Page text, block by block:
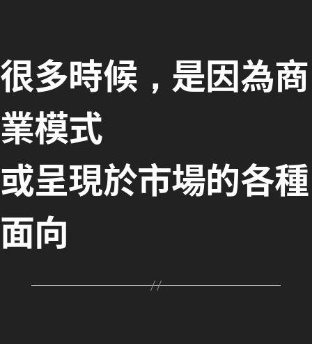
很多時候，是因為商
業模式
或呈現於市場的各種
面向